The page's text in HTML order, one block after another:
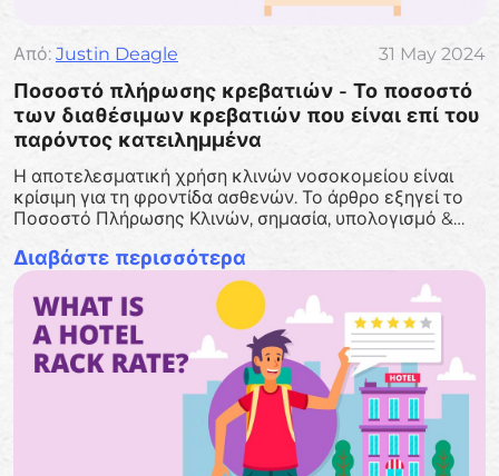
Από: Justin Deagle 31 May 2024
Ποσοστό πλήρωσης κρεβατιών - Το ποσοστό
των διαθέσιμων κρεβατιών που είναι επί του
παρόντος κατειλημμένα
Η αποτελεσματική χρήση κλινών νοσοκομείου είναι
κρίσιμη για τη φροντίδα ασθενών. Το άρθρο εξηγεί το
Ποσοστό Πλήρωσης Κλινών, σημασία, υπολογισμό &
πόρων & αποτελέσματα για ασθενείς.
Διαβάστε περισσότερα